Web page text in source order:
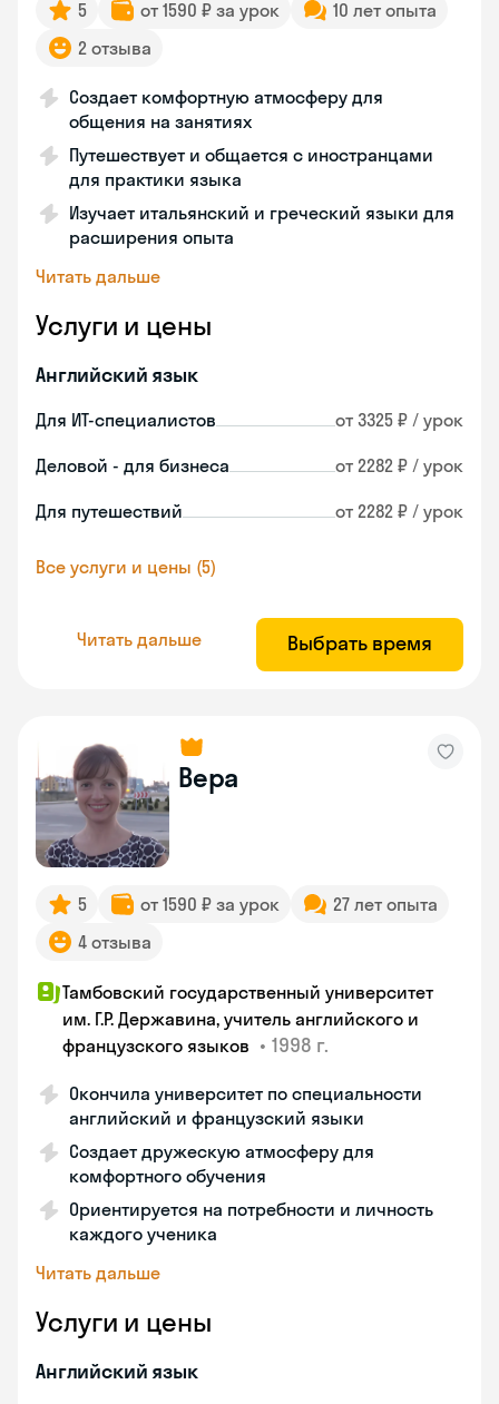
5 от 1590 ₽ за урок
10 лет опыта
2 отзыва
Создает комфортную атмосферу для
общения на занятиях
Путешествует и общается с иностранцами
для практики языка
Изучает итальянский и греческий языки для
расширения опыта
Читать дальше
Услуги и цены
Английский язык
Для ИТ-специалистов от 3325 ₽ / урок
Деловой - для бизнеса от 2282 ₽ / урок
Для путешествий от 2282 ₽ / урок
Все услуги и цены (5)
Читать дальше Выбрать время
Вера
5 от 1590 ₽ за урок
27 лет опыта
4 отзыва
Тамбовский государственный университет
им. Г.Р. Державина, учитель английского и
французского языков • 1998 г.
Окончила университет по специальности
английский и французский языки
Создает дружескую атмосферу для
комфортного обучения
Ориентируется на потребности и личность
каждого ученика
Читать дальше
Услуги и цены
Английский язык